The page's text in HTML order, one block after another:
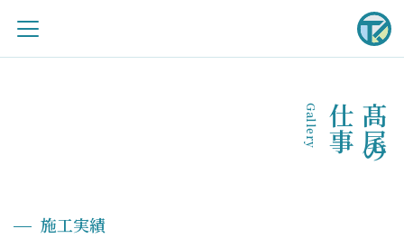
髙
尾
の
仕
事
Gallery
施工実績